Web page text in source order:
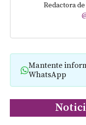
Redactora
Mantente
WhatsApp